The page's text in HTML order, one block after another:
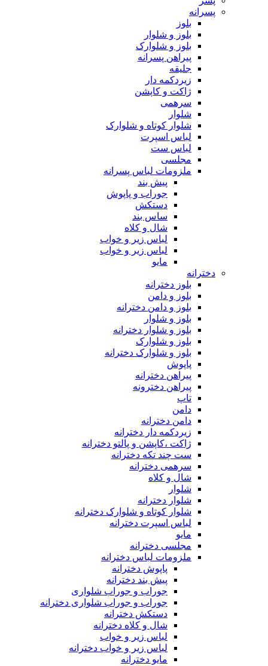
پسرانه
بلوز
بلوز و شلوار
بلوز و شلوارک
پیراهن پسرانه
جلیقه
زیردکمه دار
ژاکت و کاپشن
سرهمی
شلوار
شلوار کوتاه و شلوارک
لباس اسپرت
لباس ست
مجلسی
ملزومات لباس پسرانه
پیش بند
جوراب و پاپوش
دستکش
ساس بند
شال و کلاه
لباس زیر و خواب
لباس زیر و خواب
مایو
دخترانه
بلوز دخترانه
بلوز و دامن
بلوز و دامن دخترانه
بلوز و شلوار
بلوز و شلوار دخترانه
بلوز و شلوارک
بلوز و شلوارک دخترانه
پاپوش
پیراهن دخترانه
پیراهن دخترونه
تاپ
دامن
دامن دخترانه
زیردکمه دار دخترانه
ژاکت ،کاپشن و پالتو دخترانه
ست چند تکه دخترانه
سرهمی دخترانه
شال و کلاه
شلوار
شلوار دخترانه
شلوار کوتاه و شلوارک دخترانه
لباس اسپرت دخترانه
مایو
مجلسی دخترانه
ملزومات لباس دخترانه
پاپوش دخترانه
پیش بند دخترانه
جوراب و جوراب شلواری
جوراب و جوراب شلواری دخترانه
دستکش دخترانه
شال و کلاه دخترانه
لباس زیر و خواب
لباس زیر و خواب دخترانه
مایو دخترانه